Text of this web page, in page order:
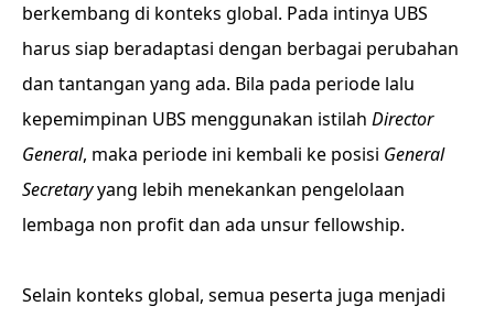
berkembang di konteks global. Pada intinya UBS
harus siap beradaptasi dengan berbagai perubahan
dan tantangan yang ada. Bila pada periode lalu
kepemimpinan UBS menggunakan istilah Director
General, maka periode ini kembali ke posisi General
Secretaryyang lebih menekankan pengelolaan
lembaga non profit dan ada unsur fellowship.
Selain konteks global, semua peserta juga menjadi